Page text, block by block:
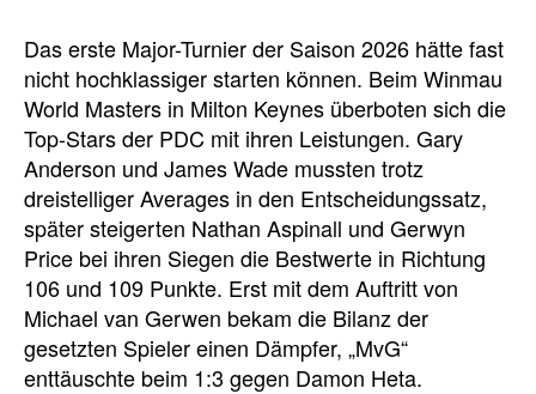
Das erste Major-Turnier der Saison 2026 hätte fast
nicht hochklassiger starten können. Beim Winmau
World Masters in Milton Keynes überboten sich die
Top-Stars der PDC mit ihren Leistungen. Gary
Anderson und James Wade mussten trotz
dreistelliger Averages in den Entscheidungssatz,
später steigerten Nathan Aspinall und Gerwyn
Price bei ihren Siegen die Bestwerte in Richtung
106 und 109 Punkte. Erst mit dem Auftritt von
Michael van Gerwen bekam die Bilanz der
gesetzten Spieler einen Dämpfer, „MvG“
enttäuschte beim 1:3 gegen Damon Heta.